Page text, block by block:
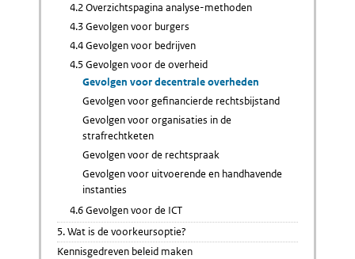
4.2 Overzichtspagina analyse-methoden
4.3 Gevolgen voor burgers
4.4 Gevolgen voor bedrijven
4.5 Gevolgen voor de overheid
Gevolgen voor decentrale overheden
Gevolgen voor gefinancierde rechtsbijstand
Gevolgen voor organisaties in de
strafrechtketen
Gevolgen voor de rechtspraak
Gevolgen voor uitvoerende en handhavende
instanties
4.6 Gevolgen voor de ICT
5. Wat is de voorkeursoptie?
Kennisgedreven beleid maken